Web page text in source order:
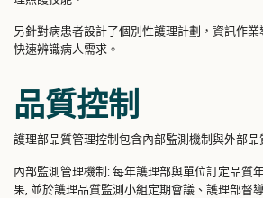
另針對病患者設計了個別性護理計劃，資訊作
快速辨識病人需求。
品質控制
護理部品質管理控制包含內部監測機制與外部品
內部監測管理機制: 每年護理部與單位訂定品質
果, 並於護理品質監測小組定期會議、護理部督